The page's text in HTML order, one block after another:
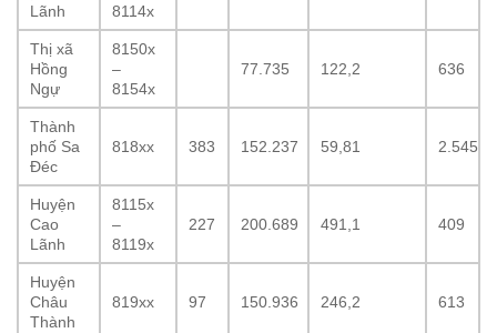
Lãnh
8114x
Thị xã
Hồng
Ngự
8150x
–
8154x
77.735 122,2 636
Thành
phố Sa
Đéc
818xx 383 152.237 59,81 2.545
Huyện
Cao
Lãnh
8115x
–
8119x
227 200.689 491,1 409
Huyện
Châu
Thành
819xx 97 150.936 246,2 613